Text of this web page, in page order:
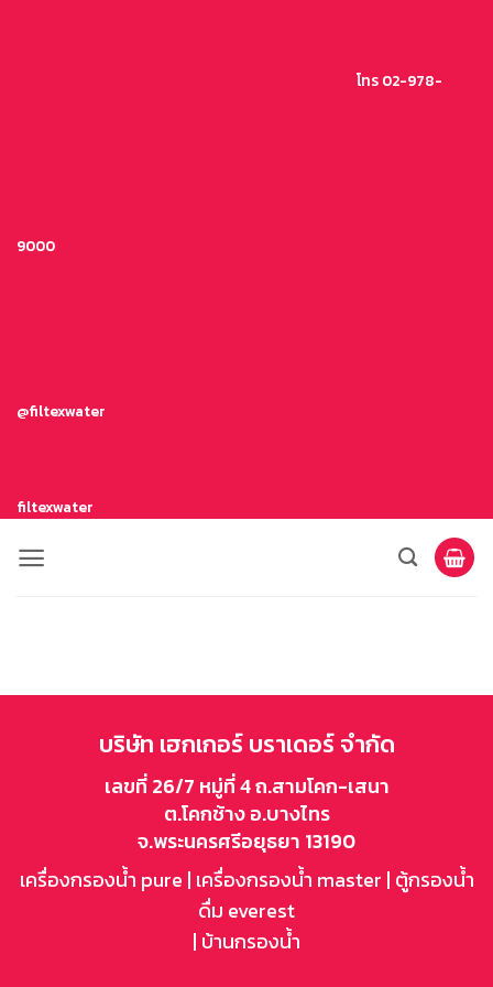
โทร 02-978-
9000
@filtexwater
filtexwater
บริษัท เฮกเกอร์ บราเดอร์ จำกัด
เลขที่ 26/7 หมู่ที่ 4 ถ.สามโคก-เสนา
ต.โคกช้าง อ.บางไทร
จ.พระนครศรีอยุธยา 13190
เครื่องกรองน้ำ pure | เครื่องกรองน้ำ master | ตู้กรองน้ำ
ดื่ม everest
| บ้านกรองน้ำ